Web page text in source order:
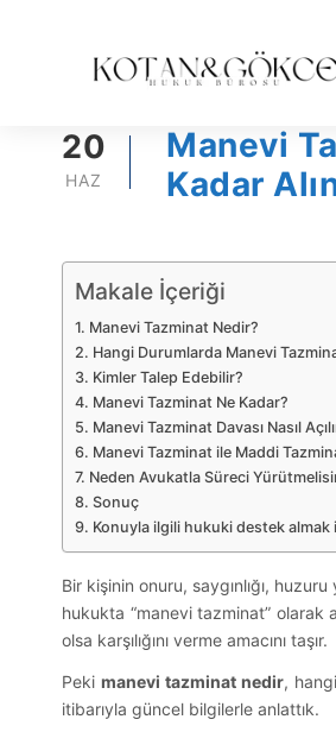
20
HAZ
Manevi
Kadar
Makale İçeriği
Manevi Tazminat Nedir?
Hangi Durumlarda Manevi
Kimler Talep Edebilir?
Manevi Tazminat Ne Kadar?
Manevi Tazminat Davası Nasıl
Manevi Tazminat ile Maddi
Neden Avukatla Süreci
Sonuç
Konuyla ilgili hukuki destek
Bir kişinin onuru, saygınlığı,
hukukta “manevi tazminat” olarak
olsa karşılığını verme amacını taşır.
Pekimanevi tazminat nedir,
itibarıyla güncel bilgilerle anlattık.